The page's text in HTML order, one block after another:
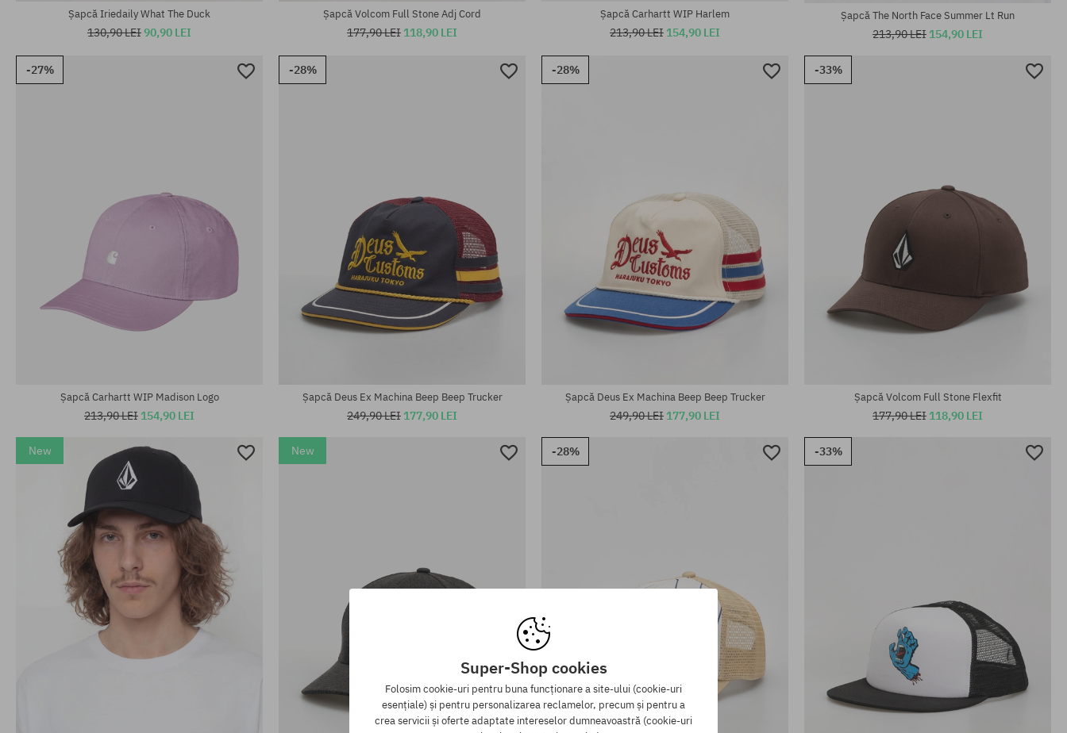
Șapcă Iriedaily What The Duck
130,90 LEI90,90 LEI
Șapcă Volcom Full Stone Adj Cord
177,90 LEI 118,90 LEI
Șapcă Carhartt WIP Harlem
213,90 LEI 154,90 LEI
Șapcă The North Face Summer Lt Run
213,90 LEI 154,90 LEI
-27%
Șapcă Carhartt WIP Madison Logo
213,90 LEI 154,90 LEI
-28%
Șapcă Deus Ex Machina Beep Beep Trucker
249,90 LEI 177,90 LEI
-28%
Șapcă Deus Ex Machina Beep Beep Trucker
249,90 LEI 177,90 LEI
-33%
Șapcă Volcom Full Stone Flexfit
177,90 LEI 118,90 LEI
New New -28% -33%
Super-Shop cookies
Folosim cookie-uri pentru buna funcționare a site-ului (cookie-uri
esențiale) și pentru personalizarea reclamelor, precum și pentru a
crea servicii și oferte adaptate intereselor dumneavoastră (cookie-uri